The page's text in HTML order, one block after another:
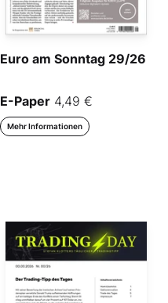
Euro am Sonntag 29/26
E-Paper 4,49 €
Mehr Informationen